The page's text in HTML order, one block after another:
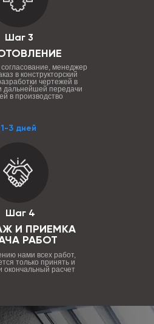
1-3 дней
Шаг 4
И ПРИЕМКА
РАБОТ
нами всех работ,
только принять и
окончальный расчет
Шаг 3
менеджер
в конструкторский
чертежей в
дальнейшей передачи
в производство